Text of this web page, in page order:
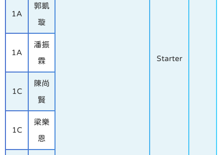
1A
郭凱
璇
Starter
1A
潘振
霖
1C
陳尚
賢
1C
梁樂
恩